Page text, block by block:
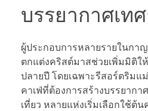
บรรยากาศเท
ผู้ประกอบการหลายรายในกา
ตกแต่งคริสต์มาสช่วยเพิ่มมิติใ
ปลายปี โดยเฉพาะรีสอร์ตริมแ
คาเฟ่ที่ต้องการสร้างบรรยาก
เที่ยว หลายแห่งเริ่มเลือกใช้ต้